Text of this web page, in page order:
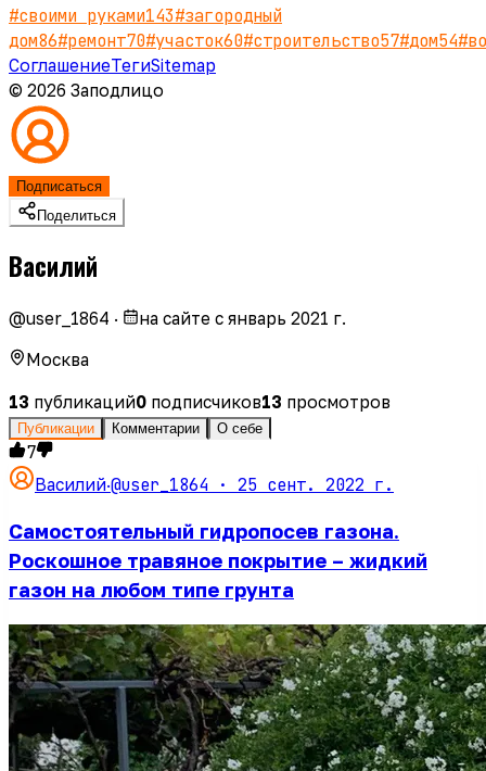
#своими руками143#загородный
дом86#ремонт70#участок60#строительство57#дом54#
СоглашениеТегиSitemap
© 2026 Заподлицо
Подписаться
Поделиться
Василий
@user_1864 · на сайте с январь 2021 г.
Москва
13 публикаций0 подписчиков13 просмотров
Публикации Комментарии О себе
7
Василий·@user_1864 · 25 сент. 2022 г.
Самостоятельный гидропосев газона.
Роскошное травяное покрытие – жидкий
газон на любом типе грунта